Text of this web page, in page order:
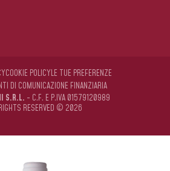
S.R.L. - C.F. E P.IVA 01579120989
RESERVED © 2026
COOKIE POLICYLE TUE PREFERENZE
DI COMUNICAZIONE FINANZIARIA